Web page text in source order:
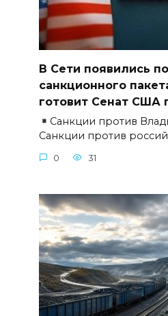
В Сети появились
санкционного
готовит Сенат США
Санкции против
Санкции против
0 31